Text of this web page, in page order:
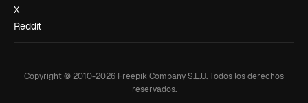
X
Reddit
Copyright © 2010-2026 Freepik Company S.L.U.Todos los derechos
reservados.